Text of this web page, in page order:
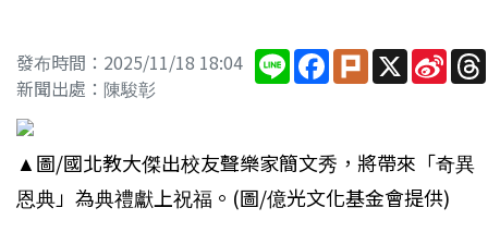
發布時間：2025/11/18 18:04
新聞出處：陳駿彰
Line Facebook
PlurkX Sina
▲圖/國北教大傑出校友聲樂家簡文秀 ， 將帶來「奇異
恩典」為典禮獻上祝福。(圖/億光文化基金會提供)